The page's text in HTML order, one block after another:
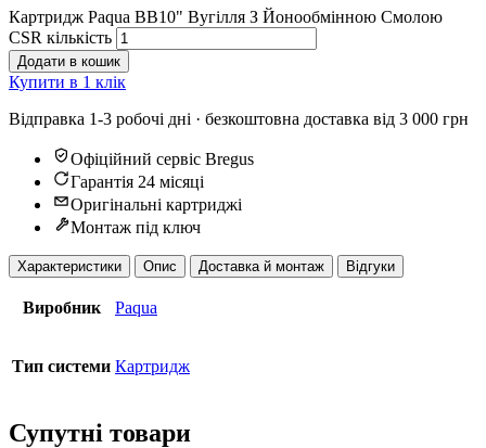
Картридж Paqua ВВ10" Вугілля З Йонообмінною Смолою
CSR кількість
Додати в кошик
Купити в 1 клік
Відправка 1-3 робочі дні · безкоштовна доставка від 3 000 грн
Офіційний сервіс Bregus
Гарантія 24 місяці
Оригінальні картриджі
Монтаж під ключ
Характеристики Опис Доставка й монтаж Відгуки
Виробник Paqua
Тип системи Картридж
Супутні товари